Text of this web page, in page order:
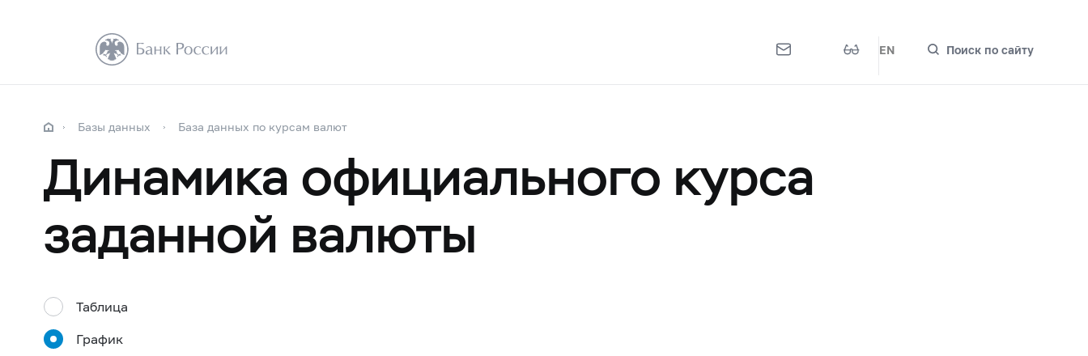
EN Поиск по сайту
Базы данных База данных по курсам валют
Динамика официального курса
заданной валюты
Таблица
График